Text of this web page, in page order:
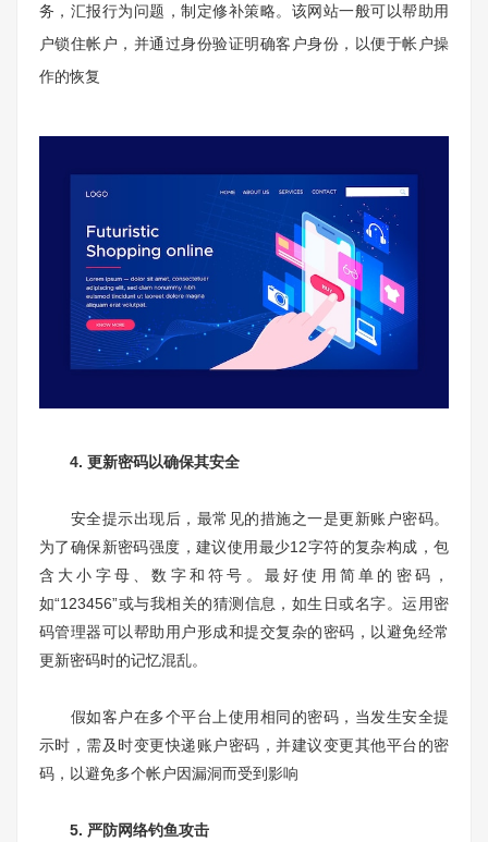
务，汇报行为问题，制定修补策略。该网站一般可以帮助用
户锁住帐户，并通过身份验证明确客户身份，以便于帐户操
作的恢复
4. 更新密码以确保其安全
安全提示出现后，最常见的措施之一是更新账户密码。
为了确保新密码强度，建议使用最少12字符的复杂构成，包
含大小字母、数字和符号。最好使用简单的密码，
如“123456”或与我相关的猜测信息，如生日或名字。运用密
码管理器可以帮助用户形成和提交复杂的密码，以避免经常
更新密码时的记忆混乱。
假如客户在多个平台上使用相同的密码，当发生安全提
示时，需及时变更快递账户密码，并建议变更其他平台的密
码，以避免多个帐户因漏洞而受到影响
5. 严防网络钓鱼攻击